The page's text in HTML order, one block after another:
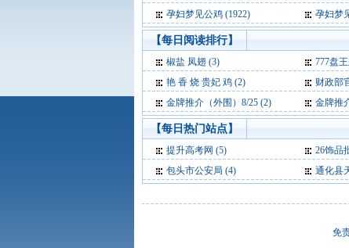
孕妇梦见公鸡 (1922)
孕妇梦
【每日阅读排行】
椒盐 凤翅 (3) 777盘
艳 香 烧 贵妃 鸡 (2)
财政部官员
金牌推介（外围）8/25 (2)
金牌推
【每日热门站点】
提升高考网 (5) 26饰品
包头市公安局 (4) 通化县
免